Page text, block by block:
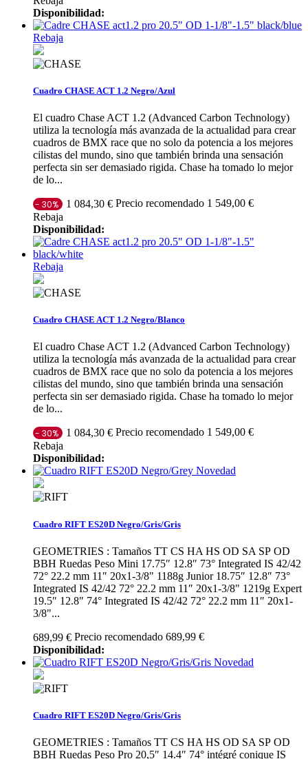
Disponibilidad:
Rebaja
Cuadro CHASE ACT 1.2 Negro/Azul
El cuadro Chase ACT 1.2 (Advanced Carbon Technology)
utiliza la tecnología más avanzada de la actualidad para crear
cuadros de BMX race que no solo da potencia a los mejores
cilistas del mundo, sino que también brinda una sensación
perfecta sin ser demasiado rigida. Chase ha tomado lo mejor
de lo...
- 30% 1 084,30 € Precio recomendado 1 549,00 €
Rebaja
Disponibilidad:
Rebaja
Cuadro CHASE ACT 1.2 Negro/Blanco
El cuadro Chase ACT 1.2 (Advanced Carbon Technology)
utiliza la tecnología más avanzada de la actualidad para crear
cuadros de BMX race que no solo da potencia a los mejores
cilistas del mundo, sino que también brinda una sensación
perfecta sin ser demasiado rigida. Chase ha tomado lo mejor
de lo...
- 30% 1 084,30 € Precio recomendado 1 549,00 €
Rebaja
Disponibilidad:
Novedad
Cuadro RIFT ES20D Negro/Gris/Gris
GEOMETRIES : Tamaños TT CS HA HS OD SA SP OD
BBH Ruedas Peso Mini 17.75″ 12.8″ 73° Integrated IS 42/42
72° 22.2 mm 11″ 20x1-3/8" 1188g Junior 18.75″ 12.8″ 73°
Integrated IS 42/42 72° 22.2 mm 11″ 20x1-3/8" 1219g Expert
19.5″ 12.8″ 74° Integrated IS 42/42 72° 22.2 mm 11″ 20x1-
3/8"...
689,99 € Precio recomendado 689,99 €
Disponibilidad:
Novedad
Cuadro RIFT ES20D Negro/Gris/Gris
GEOMETRIES : Tamaños TT CS HA HS OD SA SP OD
BBH Ruedas Peso Pro 20,5″ 14.4″ 74° intégré conique IS